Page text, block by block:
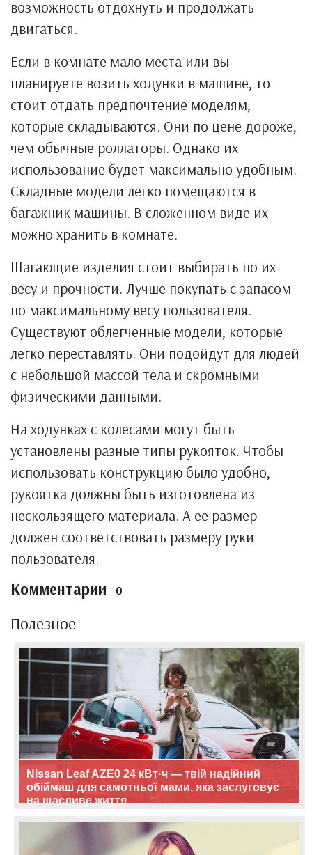
возможность отдохнуть и продолжать
двигаться.
Если в комнате мало места или вы
планируете возить ходунки в машине, то
стоит отдать предпочтение моделям,
которые складываются. Они по цене дороже,
чем обычные роллаторы. Однако их
использование будет максимально удобным.
Складные модели легко помещаются в
багажник машины. В сложенном виде их
можно хранить в комнате.
Шагающие изделия стоит выбирать по их
весу и прочности. Лучше покупать с запасом
по максимальному весу пользователя.
Существуют облегченные модели, которые
легко переставлять. Они подойдут для людей
с небольшой массой тела и скромными
физическими данными.
На ходунках с колесами могут быть
установлены разные типы рукояток. Чтобы
использовать конструкцию было удобно,
рукоятка должны быть изготовлена из
нескользящего материала. А ее размер
должен соответствовать размеру руки
пользователя.
Комментарии 0
Полезное
Nissan Leaf AZE0 24 кВт·ч — твій надійний
обіймаш для самотньої мами, яка заслуговує
на щасливе життя